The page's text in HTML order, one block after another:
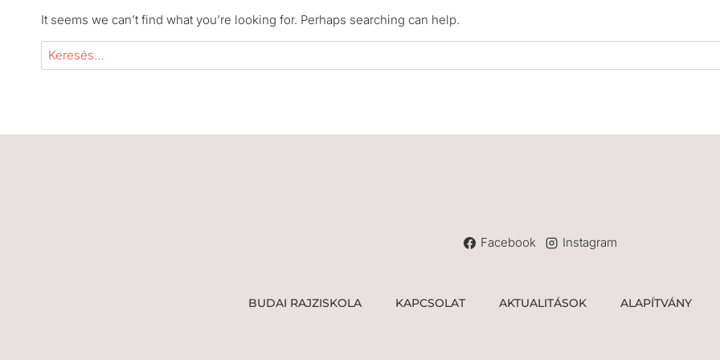
It seems we can’t find what you’re looking for. Perhaps searching can help.
Keresés:
Facebook Instagram
BUDAI RAJZISKOLA KAPCSOLAT AKTUALITÁSOK ALAPÍTVÁNY